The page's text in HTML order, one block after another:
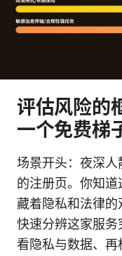
评估风险的
一个免费梯
场景开头：夜深
的注册页。你知
藏着隐私和法律的
快速分辨这家服
看隐私与数据、